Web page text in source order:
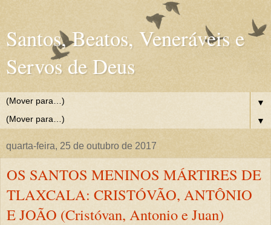
Santos, Beatos, Veneráveis e
Servos de Deus
▼
▼
quarta-feira, 25 de outubro de 2017
OS SANTOS MENINOS MÁRTIRES DE
TLAXCALA: CRISTÓVÃO, ANTÔNIO
E JOÃO (Cristóvan, Antonio e Juan)